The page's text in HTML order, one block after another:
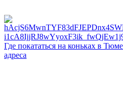
Где покататься на коньках в
адреса